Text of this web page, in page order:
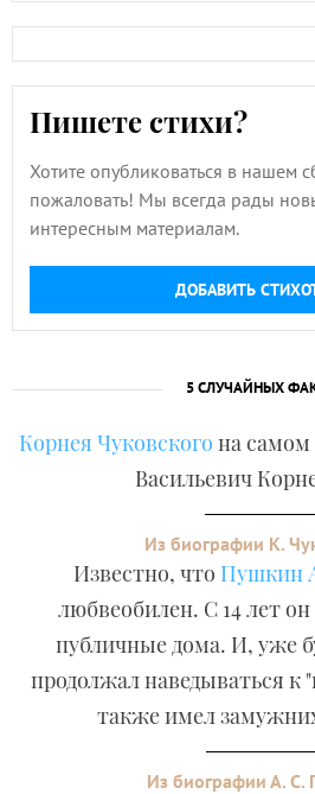
Пишете стихи?
Хотите опубликоваться в нашем
пожаловать! Мы всегда рады
интересным материалам.
ДОБАВИТЬ
5 СЛУЧАЙНЫХ
Корнея Чуковского на самом
Васильевич
Из биографии К.
Известно, что Пушкин
любвеобилен. С 14 лет
публичные дома. И, уже
продолжал наведываться к
также имел
Из биографии А. С.